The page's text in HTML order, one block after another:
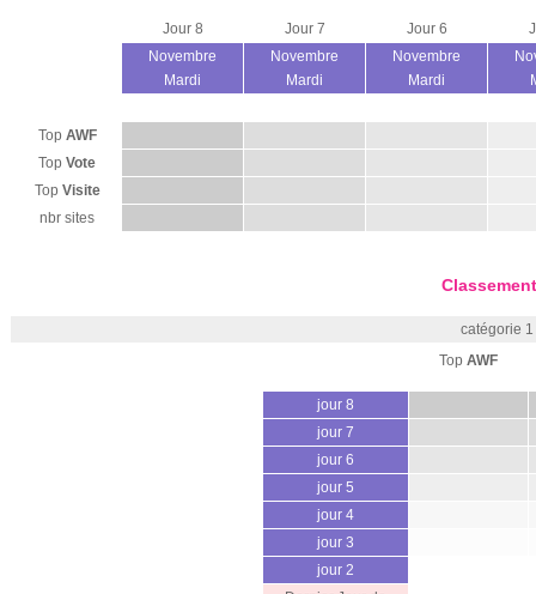
Jour 8 Jour 7 Jour 6
Novembre
Mardi
Novembre
Mardi
Novembre
Mardi
Top AWF
Top Vote
Top Visite
nbr sites
catégorie
Top AWF
jour 8
jour 7
jour 6
jour 5
jour 4
jour 3
jour 2